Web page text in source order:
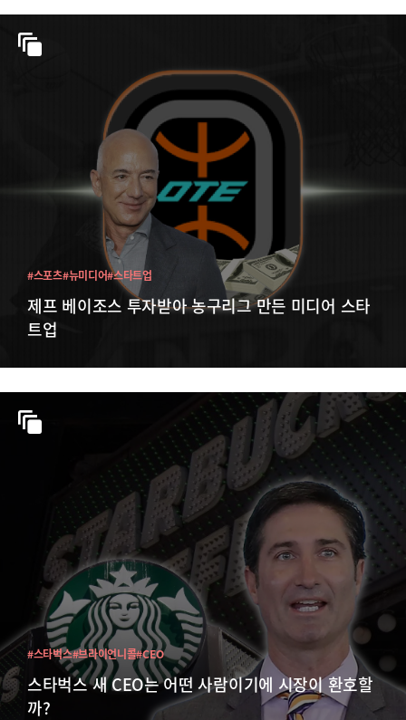
제프 베이조스 투자받아 농구리그 만든 미디어 스타
트업
#스포츠#뉴미디어#스타트업
스타벅스 새 CEO는 어떤 사람이기에 시장이 환호할
까?
#스타벅스#브라이언니콜#CEO